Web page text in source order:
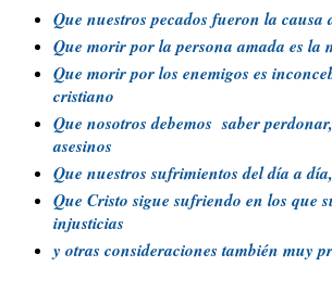
Que nuestros pecados fueron la causa
Que morir por la persona amada es la
Que morir por los enemigos es
cristiano
Que nosotros debemos saber
asesinos
Que nuestros sufrimientos del día a
Que Cristo sigue sufriendo en los que
injusticias
y otras consideraciones también muy